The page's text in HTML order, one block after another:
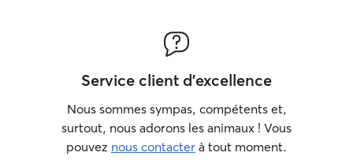
Service client d'excellence
Nous sommes sympas, compétents et,
surtout, nous adorons les animaux ! Vous
pouvez nous contacter à tout moment.